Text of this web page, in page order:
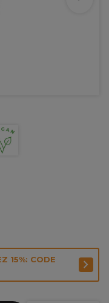
15%: CODE